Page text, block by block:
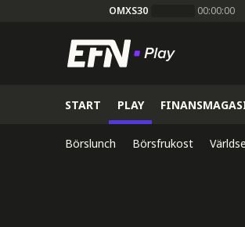
OMXS30 00:00:00
START PLAY
Börslunch Börsfrukost